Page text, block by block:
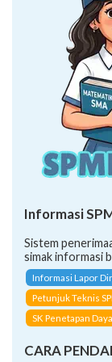
Informasi
Sistem
simak informasi
Informasi Lapor
Petunjuk Teknis
SK Penetapan
CARA